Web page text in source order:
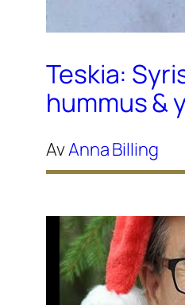
Teskia:
hummus &
AvAnna Billing